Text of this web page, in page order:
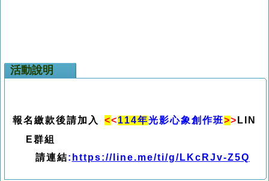
活動說明
報名繳款後請加入 <<114年光影心象創作班>> LIN
E群組
請連結: https://line.me/ti/g/LKcRJv-Z5Q